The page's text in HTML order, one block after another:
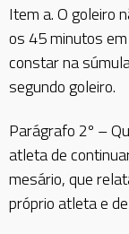
Item a. O goleiro
os 45 minutos
constar na
segundo goleiro.
Parágrafo 2º –
atleta de
mesário, que
próprio atleta e